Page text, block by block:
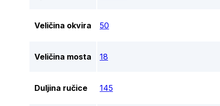
Veličina okvira 50
Veličina mosta 18
Duljina ručice 145